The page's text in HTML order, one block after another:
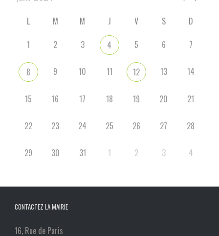
L M M J V S
D
1
2 3 4 5 6 7
8 9 10 11 12 13 14
15 16 17 18 19 20 21
22 23 24 25 26 27 28
29 30 31 1 2 3 4
CONTACTEZ LA MAIRIE
16, Rue de Paris